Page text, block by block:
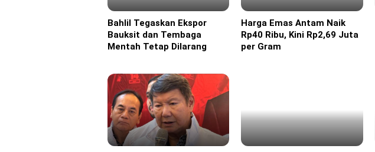
Headline
Bahlil Tegaskan Ekspor
Bauksit dan Tembaga
Mentah Tetap Dilarang
Headline
Harga Emas Antam Naik
Rp40 Ribu, Kini Rp2,69 Juta
per Gram